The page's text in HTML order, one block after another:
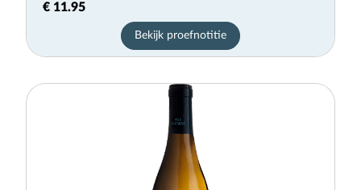
€ 11.95
Bekijk proefnotitie